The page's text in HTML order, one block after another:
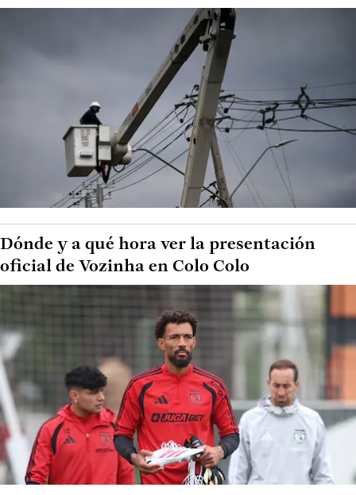
Dónde y a qué hora ver la presentación
oficial de Vozinha en Colo Colo